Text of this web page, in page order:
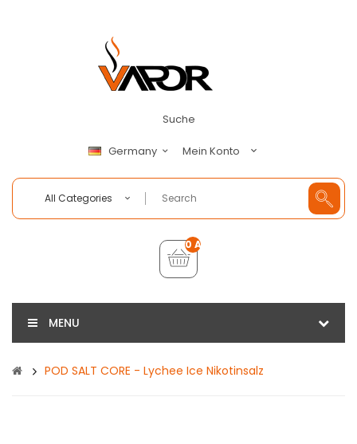
Suche
Germany Mein Konto
All Categories
0 Artikel - €0,00
MENU
POD SALT CORE - Lychee Ice Nikotinsalz